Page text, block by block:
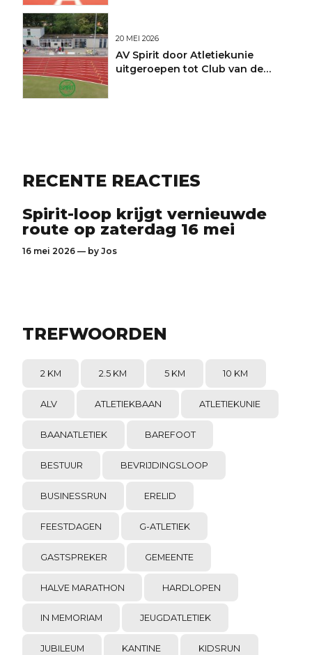
20 MEI 2026
AV Spirit door Atletiekunie
uitgeroepen tot Club van de
RECENTE REACTIES
Spirit-loop krijgt vernieuwde
route op zaterdag 16 mei
16 mei 2026 — by Jos
TREFWOORDEN
2 KM 2.5 KM 5 KM 10 KM
ALV ATLETIEKBAAN ATLETIEKUNIE
BAANATLETIEK BAREFOOT
BESTUUR BEVRIJDINGSLOOP
BUSINESSRUN ERELID
FEESTDAGEN G-ATLETIEK
GASTSPREKER GEMEENTE
HALVE MARATHON HARDLOPEN
IN MEMORIAM JEUGDATLETIEK
JUBILEUM KANTINE KIDSRUN